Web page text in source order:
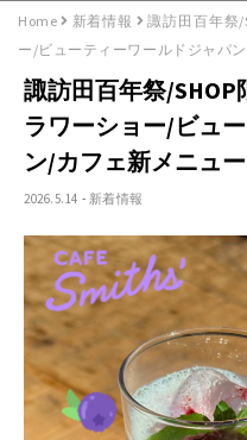
Home 新着情報
諏訪田百年祭/
ー/ビューティーワールドジャパ
諏訪田百年祭/
ラワーショー/ビュ
ン/カフェ新メニュー
2026.5.14 - 新着情報